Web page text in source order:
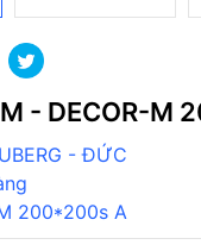
- DECOR-M
- ĐỨC
200*200s A